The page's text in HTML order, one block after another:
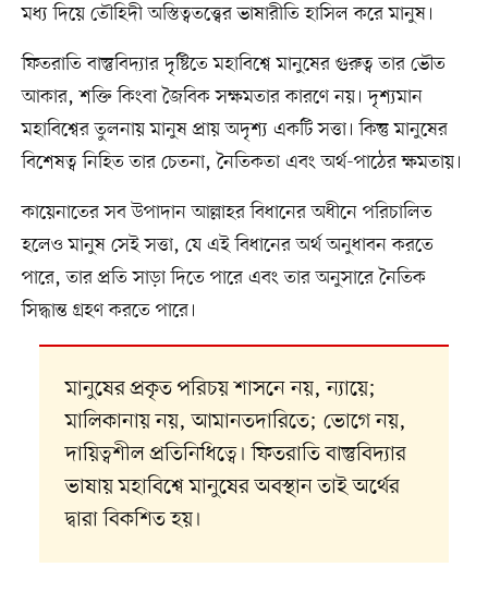
মধ্য দিয়ে তৌহিদী অস্তিত্বতত্ত্বের ভাষারীতি হাসিল করে মানুষ।
ফিতরাতি বাস্তুবিদ্যার দৃষ্টিতে মহাবিশ্বে মানুষের গুরুত্ব তার ভৌত
আকার, শক্তি কিংবা জৈবিক সক্ষমতার কারণে নয়। দৃশ্যমান
মহাবিশ্বের তুলনায় মানুষ প্রায় অদৃশ্য একটি সত্তা। কিন্তু মানুষের
বিশেষত্ব নিহিত তার চেতনা, নৈতিকতা এবং অর্থ-পাঠের ক্ষমতায়।
কায়েনাতের সব উপাদান আল্লাহর বিধানের অধীনে পরিচালিত
হলেও মানুষ সেই সত্তা, যে এই বিধানের অর্থ অনুধাবন করতে
পারে, তার প্রতি সাড়া দিতে পারে এবং তার অনুসারে নৈতিক
সিদ্ধান্ত গ্রহণ করতে পারে।
মানুষের প্রকৃত পরিচয় শাসনে নয়, ন্যায়ে;
মালিকানায় নয়, আমানতদারিতে; ভোগে নয়,
দায়িত্বশীল প্রতিনিধিত্বে। ফিতরাতি বাস্তুবিদ্যার
ভাষায় মহাবিশ্বে মানুষের অবস্থান তাই অর্থের
দ্বারা বিকশিত হয়।